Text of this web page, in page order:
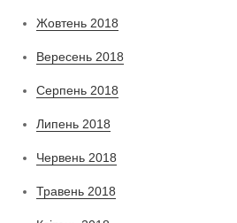
Жовтень 2018
Вересень 2018
Серпень 2018
Липень 2018
Червень 2018
Травень 2018